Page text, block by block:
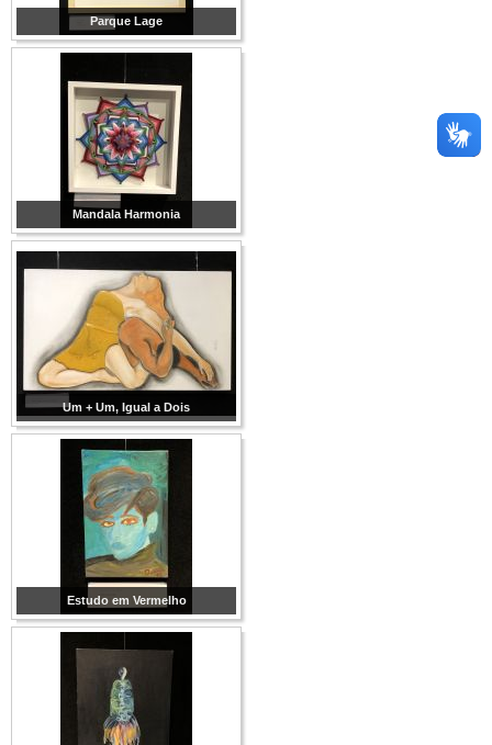
Parque Lage
Mandala Harmonia
Um + Um, Igual a Dois
Estudo em Vermelho